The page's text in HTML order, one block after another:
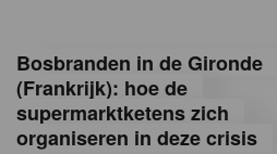
n
e
Bosbranden in de Gironde
(Frankrijk): hoe de
supermarktketens zich
organiseren in deze crisis